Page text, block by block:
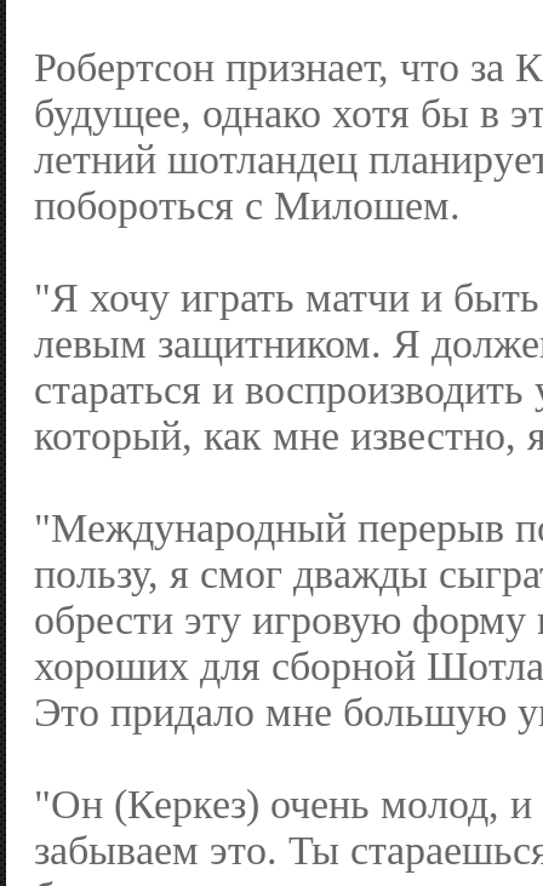
Робертсон признает, что за
будущее, однако хотя бы в
летний шотландец
побороться с Милошем.
"Я хочу играть матчи и
левым защитником. Я
стараться и воспроизводить
который, как мне известно,
"Международный перерыв
пользу, я смог дважды
обрести эту игровую форму
хороших для сборной
Это придало мне большую
"Он (Керкез) очень молод,
забываем это. Ты